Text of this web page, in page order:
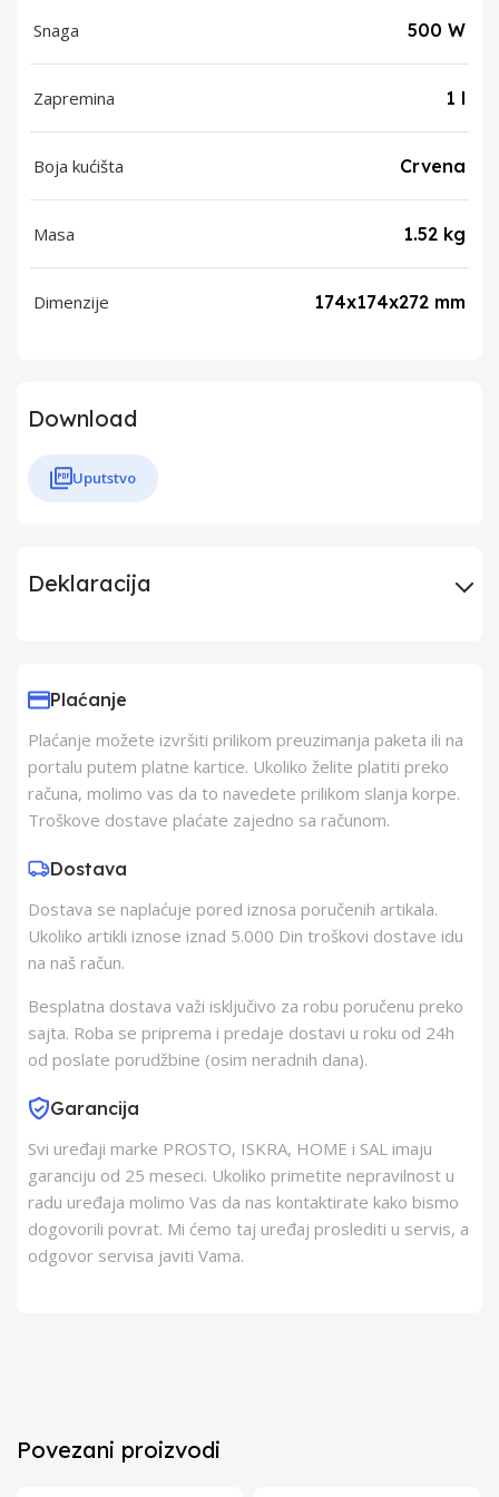
Snaga 500 W
Zapremina 1 l
Boja kućišta Crvena
Masa 1.52 kg
Dimenzije 174x174x272 mm
Download
Uputstvo
Deklaracija
Zemlja Porekla Kina
Zemlja Uvoza
Barkod 8606019606268
Plaćanje
Plaćanje možete izvršiti prilikom preuzimanja paketa ili na
portalu putem platne kartice. Ukoliko želite platiti preko
računa, molimo vas da to navedete prilikom slanja korpe.
Troškove dostave plaćate zajedno sa računom.
Dostava
Dostava se naplaćuje pored iznosa poručenih artikala.
Ukoliko artikli iznose iznad 5.000 Din troškovi dostave idu
na naš račun.
Besplatna dostava važi isključivo za robu poručenu preko
sajta. Roba se priprema i predaje dostavi u roku od 24h
od poslate porudžbine (osim neradnih dana).
Garancija
Svi uređaji marke PROSTO, ISKRA, HOME i SAL imaju
garanciju od 25 meseci. Ukoliko primetite nepravilnost u
radu uređaja molimo Vas da nas kontaktirate kako bismo
dogovorili povrat. Mi ćemo taj uređaj proslediti u servis, a
odgovor servisa javiti Vama.
Povezani proizvodi